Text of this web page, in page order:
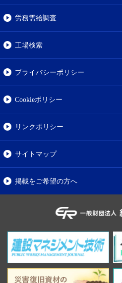
労務需給調査
工場検索
プライバシーポリシー
Cookieポリシー
リンクポリシー
サイトマップ
掲載をご希望の方へ